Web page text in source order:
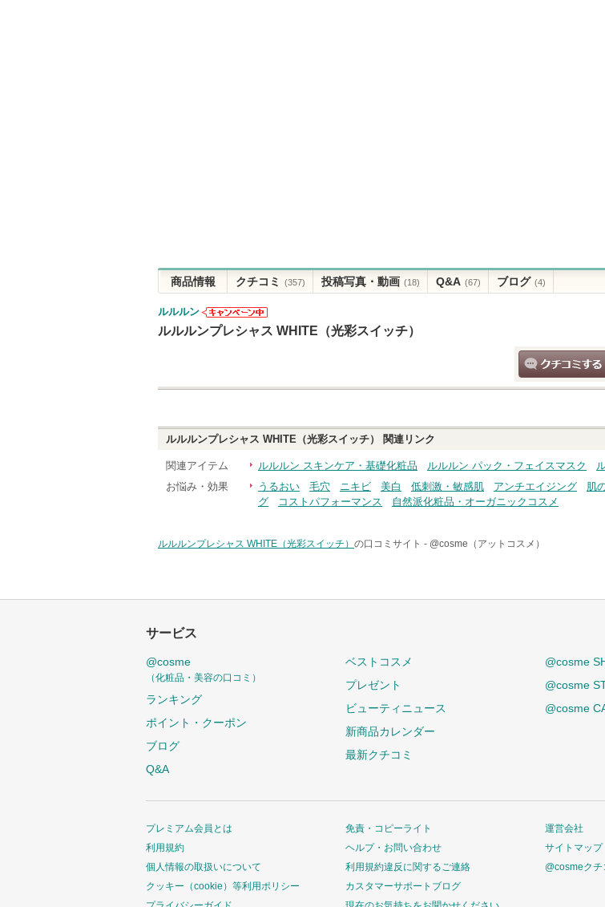
商品情報 クチコミ (357) 投稿写真・動画 (18) Q&A (67) ブログ (4)
ルルルン
ルルルンから
ルルルンプレシャス WHITE（光彩スイッチ）
クチコミ
ルルルンプレシャス WHITE（光彩スイッチ） 関連リンク
関連アイテム ルルルン スキンケア・基礎化粧品 ルルルン パック・フェイスマスク
お悩み・効果
うるおい 毛穴 ニキビ 美白 低刺激・敏感肌 アンチエイジング 肌
グ
コストパフォーマンス 自然派化粧品・オーガニックコスメ
ルルルンプレシャス WHITE（光彩スイッチ） の口コミサイト - @cosme（アットコスメ）
サービス
@cosme
（化粧品・美容の口コミ）
ランキング
ポイント・クーポン
ブログ
Q&A
ベストコスメ
プレゼント
ビューティニュース
新商品カレンダー
最新クチコミ
@cosme
@cosme
@cosme
プレミアム会員とは
利用規約
個人情報の取扱いについて
クッキー（cookie）等利用ポリシー
免責・コピーライト
ヘルプ・お問い合わせ
利用規約違反に関するご連絡
カスタマーサポートブログ
運営会社
サイトマップ
@cosmeク